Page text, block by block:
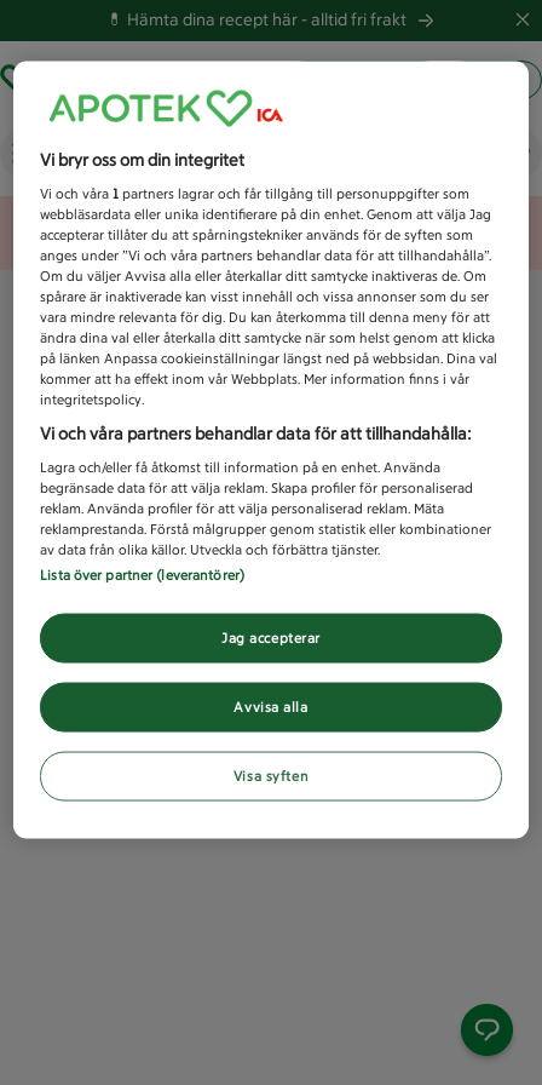
💊 Hämta dina recept här -alltid fri frakt
Vad letar du efter idag?
Unknown error
Vi bryr oss om din integritet
Vi och våra1 partners lagrar och får tillgång till personuppgifter som
webbläsardata eller unika identifierare på din enhet. Genom att välja Jag
accepterar tillåter du att spårningstekniker används för de syften som
anges under ”Vi och våra partners behandlar data för att tillhandahålla”.
Om du väljer Avvisa alla eller återkallar ditt samtycke inaktiveras de. Om
spårare är inaktiverade kan visst innehåll och vissa annonser som du ser
vara mindre relevanta för dig. Du kan återkomma till denna meny för att
ändra dina val eller återkalla ditt samtycke när som helst genom att klicka
på länken Anpassa cookieinställningar längst ned på webbsidan. Dina val
kommer att ha effekt inom vår Webbplats. Mer information finns i vår
integritetspolicy.
Vi och våra partners behandlar data för att tillhandahålla:
Lagra och/eller få åtkomst till information på en enhet. Använda
begränsade data för att välja reklam. Skapa profiler för personaliserad
reklam. Använda profiler för att välja personaliserad reklam. Mäta
reklamprestanda. Förstå målgrupper genom statistik eller kombinationer
av data från olika källor. Utveckla och förbättra tjänster.
Lista över partner (leverantörer)
Avvisa alla
Jag accepterar
Visa syften